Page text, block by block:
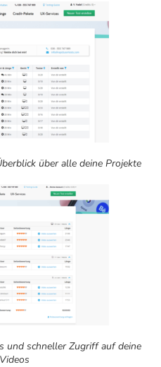
über alle deine Projekte
und schneller Zugriff auf deine